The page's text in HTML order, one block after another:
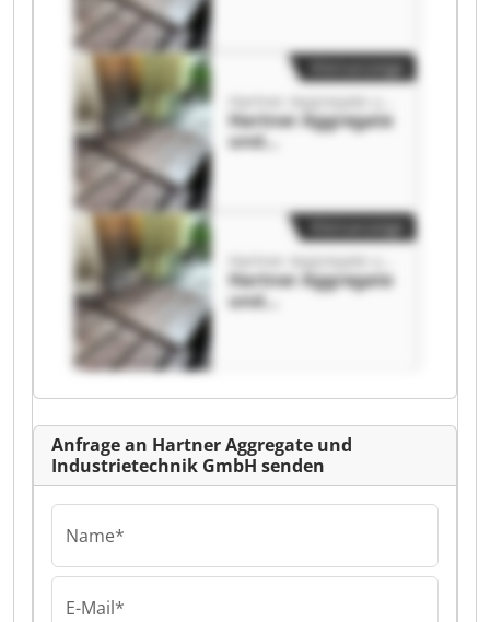
Aggregate und
Industrietechnik
Hartner Aggregate
und
Aggregate und
Industrietechnik
Hartner Aggregate
und
GmbH
Anfrage an Hartner Aggregate und
Industrietechnik GmbH senden
Name*
E-Mail*